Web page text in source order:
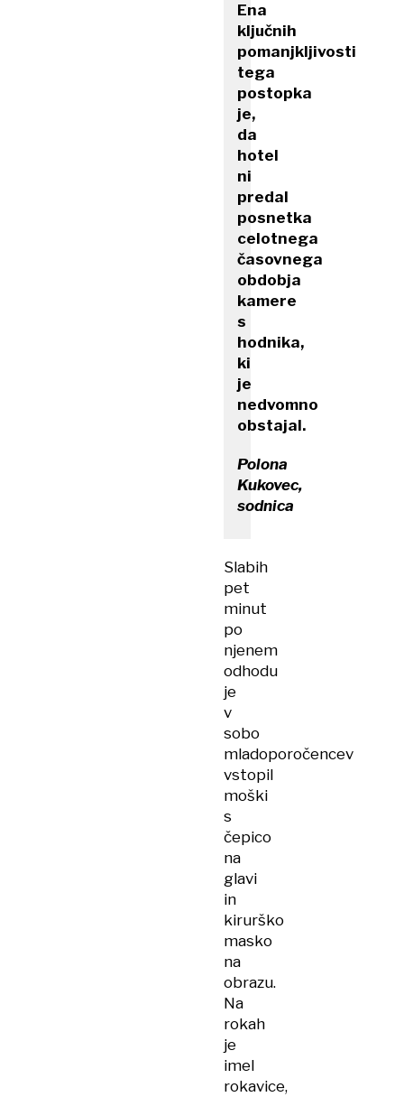
Ena
ključnih
pomanjkljivosti
tega
postopka
je,
da
hotel
ni
predal
posnetka
celotnega
časovnega
obdobja
kamere
s
hodnika,
ki
je
nedvomno
obstajal.
Polona
Kukovec,
sodnica
Slabih
pet
minut
po
njenem
odhodu
je
v
sobo
mladoporočencev
vstopil
moški
s
čepico
na
glavi
in
kirurško
masko
na
obrazu.
Na
rokah
je
imel
rokavice,